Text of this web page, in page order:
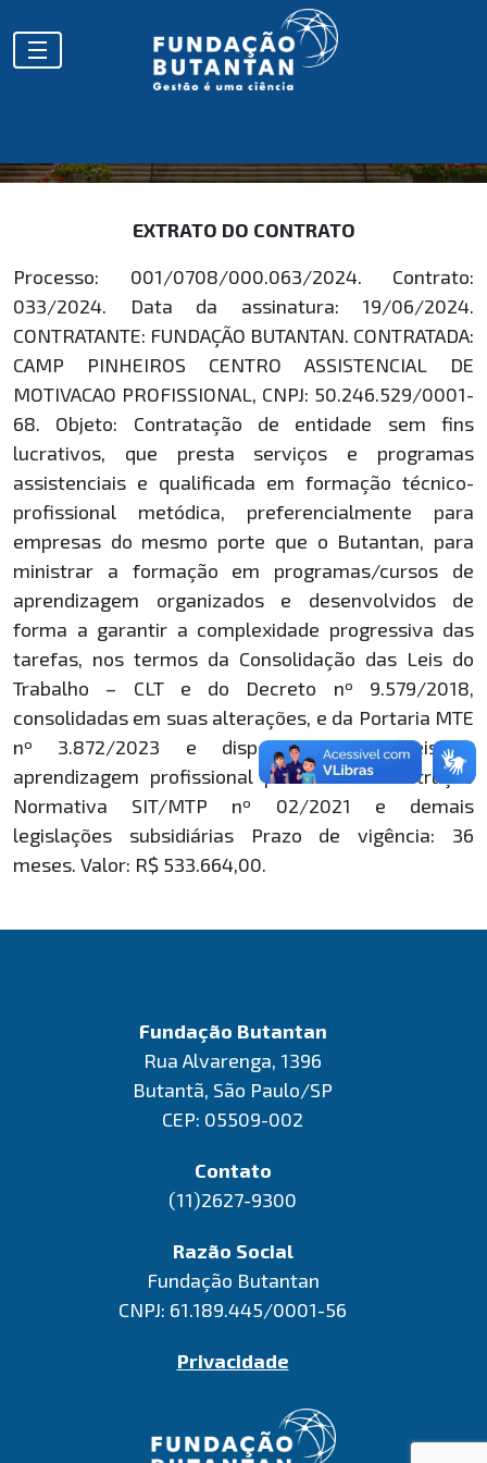
EXTRATOS
EXTRATO DO CONTRATO
Processo: 001/0708/000.063/2024. Contrato:
033/2024. Data da assinatura: 19/06/2024.
CONTRATANTE: FUNDAÇÃO BUTANTAN. CONTRATADA:
CAMP PINHEIROS CENTRO ASSISTENCIAL DE
MOTIVACAO PROFISSIONAL, CNPJ: 50.246.529/0001-
68. Objeto: Contratação de entidade sem fins
lucrativos, que presta serviços e programas
assistenciais e qualificada em formação técnico-
profissional metódica, preferencialmente para
empresas do mesmo porte que o Butantan, para
ministrar a formação em programas/cursos de
aprendizagem organizados e desenvolvidos de
forma a garantir a complexidade progressiva das
tarefas, nos termos da Consolidação das Leis do
Trabalho – CLT e do Decreto nº 9.579/2018,
consolidadas em suas alterações, e da Portaria MTE
nº 3.872/2023 e disposições aplicáveis à
aprendizagem profissional previstas na Instrução
Normativa SIT/MTP nº 02/2021 e demais
legislações subsidiárias Prazo de vigência: 36
meses. Valor: R$ 533.664,00.
Fundação Butantan
Rua Alvarenga, 1396
Butantã, São Paulo/SP
CEP: 05509-002
Contato
(11)2627-9300
Razão Social
Fundação Butantan
CNPJ: 61.189.445/0001-56
Privacidade